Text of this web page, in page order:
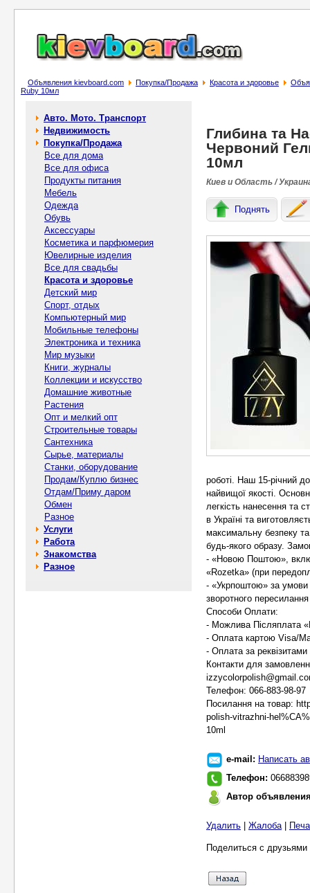
Объявления kievboard.com Покупка/Продажа Красота и здоровье
Ruby 10мл
Авто. Мото. Транспорт
Недвижимость
Покупка/Продажа
Все для дома
Все для офиса
Продукты питания
Мебель
Одежда
Обувь
Аксессуары
Косметика и парфюмерия
Ювелирные изделия
Все для свадьбы
Красота и здоровье
Детский мир
Спорт, отдых
Компьютерный мир
Мобильные телефоны
Электроника и техника
Мир музыки
Книги, журналы
Коллекции и искусство
Домашние животные
Растения
Опт и мелкий опт
Строительные товары
Сантехника
Сырье, материалы
Станки, оборудование
Продам/Куплю бизнес
Отдам/Приму даром
Обмен
Разное
Услуги
Работа
Знакомства
Разное
Глибина та
Червоний
10мл
Киев и Область /
Поднять
роботі. Наш 15-річний
найвищої якості.
легкість нанесення та
в Україні та
максимальну безпеку
будь-якого образу.
- «Новою Поштою»,
«Rozetka» (при
- «Укрпоштою» за
зворотного
Способи Оплати:
- Можлива Післяплата
- Оплата картою Visa/
- Оплата за
Контакти для
Телефон: 066-883-98-97
Посилання на товар:
polish-vitrazhni-
10ml
e-mail: Написать
Телефон:
Автор
Удалить Жалоба|
Поделиться с